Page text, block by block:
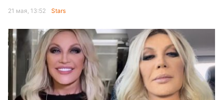
21 мая, 13:52 Stars